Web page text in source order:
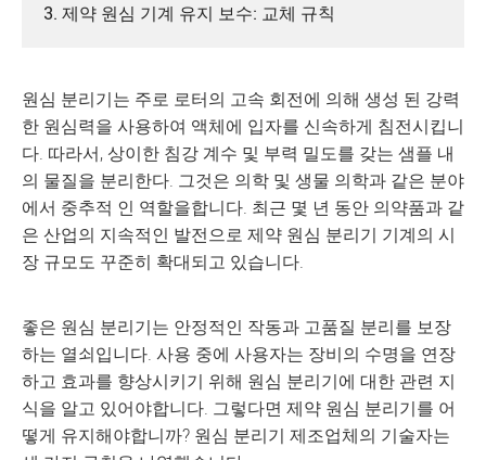
3. 제약 원심 기계 유지 보수: 교체 규칙
원심 분리기는 주로 로터의 고속 회전에 의해 생성 된 강력
한 원심력을 사용하여 액체에 입자를 신속하게 침전시킵니
다. 따라서, 상이한 침강 계수 및 부력 밀도를 갖는 샘플 내
의 물질을 분리한다. 그것은 의학 및 생물 의학과 같은 분야
에서 중추적 인 역할을합니다. 최근 몇 년 동안 의약품과 같
은 산업의 지속적인 발전으로 제약 원심 분리기 기계의 시
장 규모도 꾸준히 확대되고 있습니다.
좋은 원심 분리기는 안정적인 작동과 고품질 분리를 보장
하는 열쇠입니다. 사용 중에 사용자는 장비의 수명을 연장
하고 효과를 향상시키기 위해 원심 분리기에 대한 관련 지
식을 알고 있어야합니다. 그렇다면 제약 원심 분리기를 어
떻게 유지해야합니까? 원심 분리기 제조업체의 기술자는